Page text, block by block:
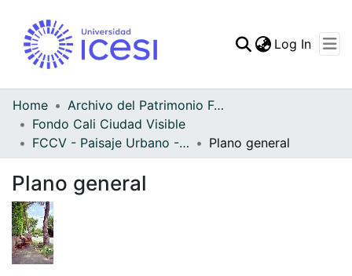
Log In
Home
Archivo del Patrimonio Fotográfico y Fílmico del Valle del Cauca
Fondo Cali Ciudad Visible
FCCV - Paisaje Urbano - Patrimonial
Plano general
Plano general